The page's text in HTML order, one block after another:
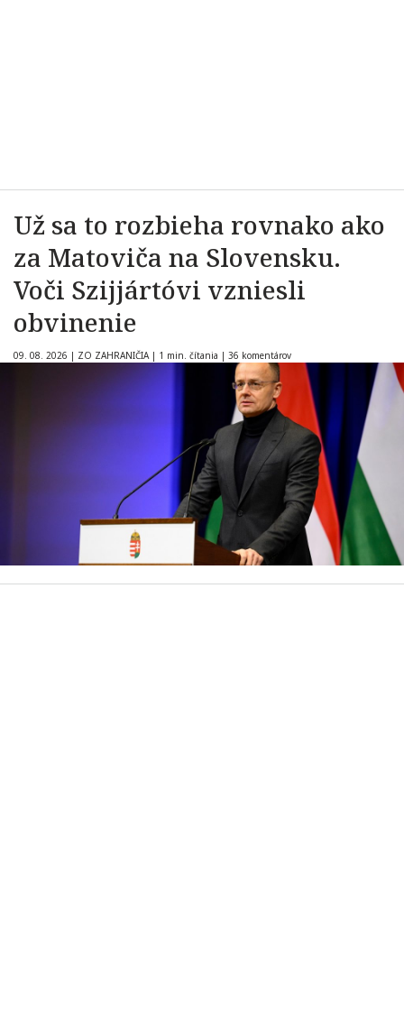
Už sa to rozbieha rovnako ako
za Matoviča na Slovensku.
Voči Szijjártóvi vzniesli
obvinenie
09. 08. 2026 | ZO ZAHRANIČIA | 1 min. čítania | 36 komentárov